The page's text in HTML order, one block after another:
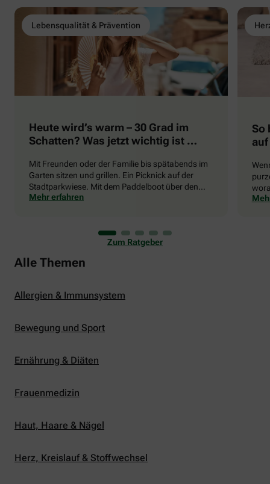
Lebensqualität & Prävention
Heute wird’s warm – 30 Grad im
Schatten? Was jetzt wichtig ist …
Mit Freunden oder der Familie bis spätabends im
Garten sitzen und grillen. Ein Picknick auf der
Stadtparkwiese. Mit dem Paddelboot über den
See gleiten oder eine Radtour durch die blühende
er uns auch ganz schön zu schaffen. Wenn die
Temperaturen tagsüber auf mehr als 30 Grad
klettern und uns warme Tropennächte den Schlaf
rauben, sehnen wir uns oft nach einem
Mehr erfahren
So
die
Zum Ratgeber
Alle Themen
Allergien & Immunsystem
Bewegung und Sport
Ernährung & Diäten
Frauenmedizin
Haut, Haare & Nägel
Herz, Kreislauf & Stoffwechsel